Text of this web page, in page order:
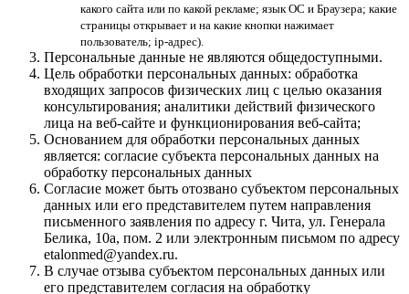
какого сайта или по какой рекламе; язык ОС и Браузера; какие
страницы открывает и на какие кнопки нажимает
пользователь; ip-адрес).
Персональные данные не являются общедоступными.
Цель обработки персональных данных: обработка
входящих запросов физических лиц с целью оказания
консультирования; аналитики действий физического
лица на веб-сайте и функционирования веб-сайта;
Основанием для обработки персональных данных
является: согласие субъекта персональных данных на
обработку персональных данных
Согласие может быть отозвано субъектом персональных
данных или его представителем путем направления
письменного заявления по адресу г. Чита, ул. Генерала
Белика, 10а, пом. 2 или электронным письмом по адресу
etalonmed@yandex.ru.
В случае отзыва субъектом персональных данных или
его представителем согласия на обработку